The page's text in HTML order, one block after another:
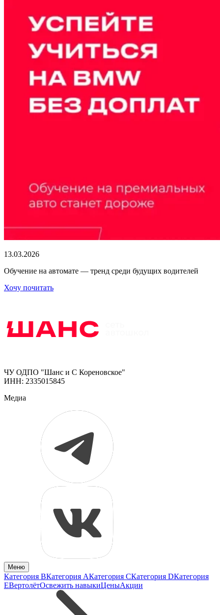
13.03.2026
Обучение на автомате — тренд среди будущих водителей
Хочу почитать
ЧУ ОДПО "Шанс и С Кореновское"
ИНН: 2335015845
Медиа
Меню
Категория BКатегория AКатегория CКатегория DКатегория
EВертолётОсвежить навыкиЦеныАкции